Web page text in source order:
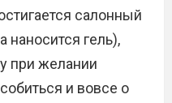
салонный
наносится гель),
при желании
и вовсе о